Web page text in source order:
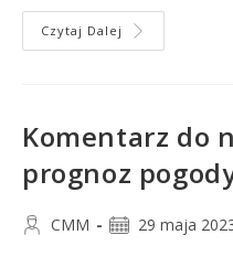
Czytaj Dalej
Komentarz do
prognoz
CMM 29 maja